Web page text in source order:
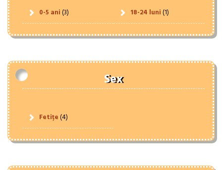
0-5 ani(3) 18-24 luni(1)
Sex
Fetițe(4)